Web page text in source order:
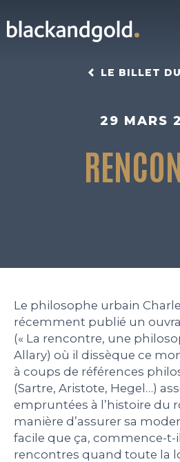
INSIGHTFUL
BLACKBOX
WORK
PEOPLE
LE BILLET DU
CONTACT
LE BILLET
29 MARS
Le philosophe urbain
récemment publié un
(« La rencontre, une
Allary) où il dissèque ce
à coups de références
(Sartre, Aristote, Hegel…)
empruntées à l’histoire du
manière d’assurer sa
facile que ça, commence-t-
rencontres quand toute la